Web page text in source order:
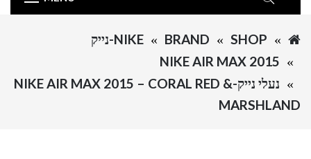
SHOP
BRAND
NIKE-נייק
NIKE AIR MAX 2015
נעלי נייק-NIKE AIR MAX 2015 – CORAL RED &
MARSHLAND